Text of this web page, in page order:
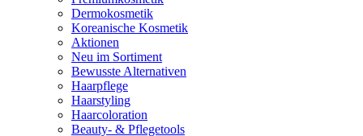
Dermokosmetik
Koreanische Kosmetik
Aktionen
Neu im Sortiment
Bewusste Alternativen
Haarpflege
Haarstyling
Haarcoloration
Beauty- & Pflegetools